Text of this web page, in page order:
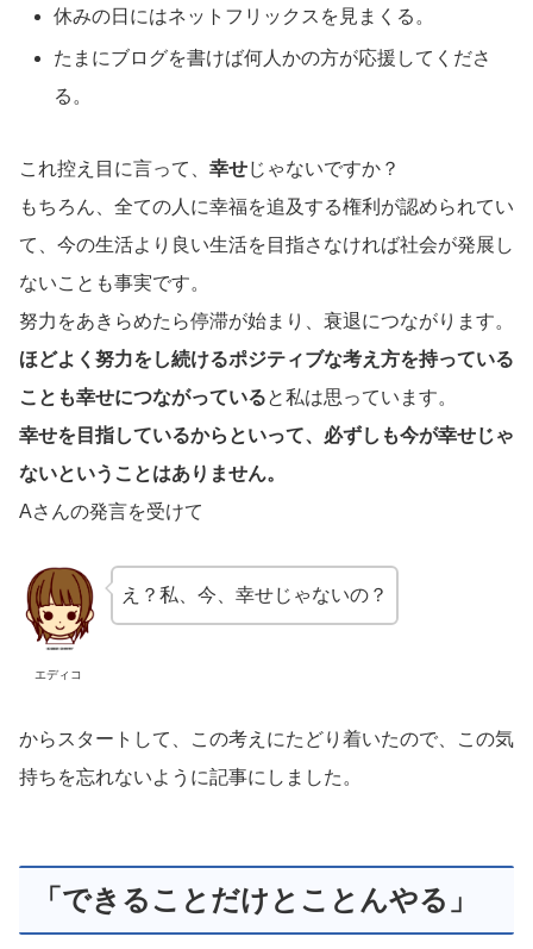
休みの日にはネットフリックスを見まくる。
たまにブログを書けば何人かの方が応援してくださ
る。
これ控え目に言って、 幸せじゃないですか？
もちろん、全ての人に幸福を追及する権利が認められてい
て、今の生活より良い生活を目指さなければ社会が発展し
ないことも事実です。
努力をあきらめたら停滞が始まり、衰退につながります。
ほどよく努力をし続けるポジティブな考え方を持っている
ことも幸せにつながっていると私は思っています。
幸せを目指しているからといって、必ずしも今が幸せじゃ
ないということはありません。
Aさんの発言を受けて
エディコ
え？私、今、幸せじゃないの？
からスタートして、この考えにたどり着いたので、この気
持ちを忘れないように記事にしました。
「できることだけとことんやる」